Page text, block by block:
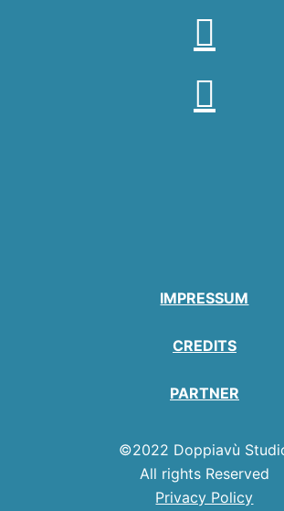
IMPRESSUM
CREDITS
PARTNER
©2022 Doppiavù
All rights Reserved
Privacy Policy